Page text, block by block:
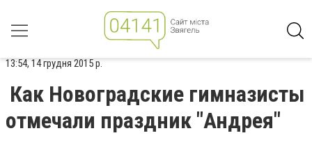
13:54, 14 грудня 2015 р.
Как Новоградские гимназисты
отмечали праздник "Андрея"